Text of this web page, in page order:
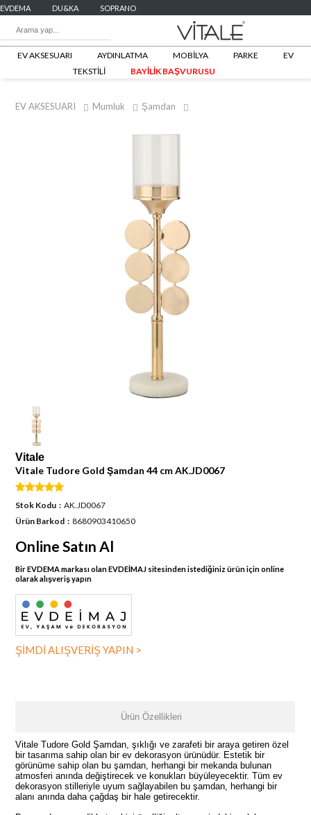
EVDEMA DU&KA SOPRANO
EV AKSESUARI AYDINLATMA MOBİLYA PARKE
EV
TEKSTİLİ
BAYİLİK BAŞVURUSU
EV AKSESUARI Mumluk Şamdan
Vitale
Vitale Tudore Gold Şamdan 44 cm AK.JD0067
Stok Kodu
AK.JD0067
Ürün Barkod
8680903410650
Online Satın Al
Bir EVDEMA markası olan EVDEİMAJ sitesinden istediğiniz ürün için online
olarak alışveriş yapın
ŞİMDİ ALIŞVERİŞ YAPIN >
Ürün Özellikleri
Vitale Tudore Gold Şamdan, şıklığı ve zarafeti bir araya getiren özel
bir tasarıma sahip olan bir ev dekorasyon ürünüdür. Estetik bir
görünüme sahip olan bu şamdan, herhangi bir mekanda bulunan
atmosferi anında değiştirecek ve konukları büyüleyecektir. Tüm ev
dekorasyon stilleriyle uyum sağlayabilen bu şamdan, herhangi bir
alanı anında daha çağdaş bir hale getirecektir.